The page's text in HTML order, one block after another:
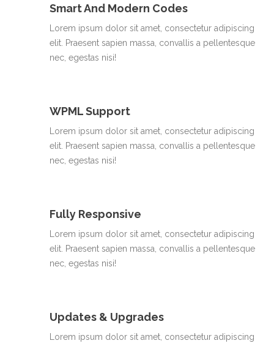
Smart And Modern Codes
Lorem ipsum dolor sit amet, consectetur adipiscing
elit. Praesent sapien massa, convallis a pellentesque
nec, egestas nisi!
WPML Support
Lorem ipsum dolor sit amet, consectetur adipiscing
elit. Praesent sapien massa, convallis a pellentesque
nec, egestas nisi!
Fully Responsive
Lorem ipsum dolor sit amet, consectetur adipiscing
elit. Praesent sapien massa, convallis a pellentesque
nec, egestas nisi!
Updates & Upgrades
Lorem ipsum dolor sit amet, consectetur adipiscing